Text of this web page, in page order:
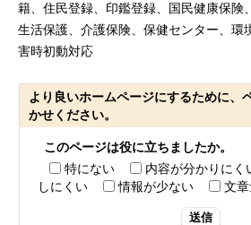
籍、住民登録、印鑑登録、国民健康保険
生活保護、介護保険、保健センター、環
害時初動対応
より良いホームページにするために、
かせください。
このページは役に立ちましたか。
特にない
内容が分かりにく
しにくい
情報が少ない 文
送信